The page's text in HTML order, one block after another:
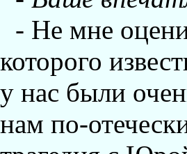
- Hе мне
которого
у нас были
нам по-